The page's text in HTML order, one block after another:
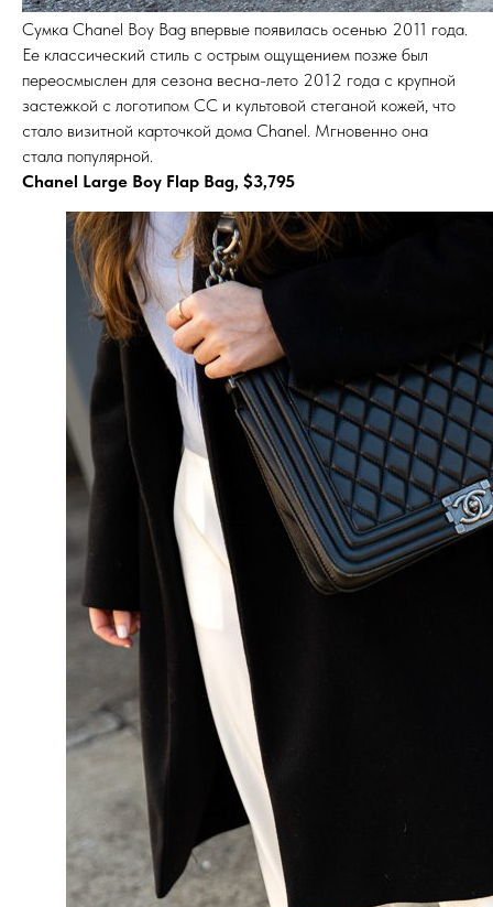
Сумка Chanel Boy Bag впервые появилась осенью 2011 года.
Ее классический стиль с острым ощущением позже был
переосмыслен для сезона весна-лето 2012 года с крупной
застежкой с логотипом CC и культовой стеганой кожей, что
стало визитной карточкой дома Chanel. Мгновенно она
стала популярной.
Chanel Large Boy Flap Bag, $3,795